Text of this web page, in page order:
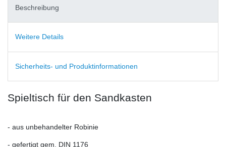
Beschreibung
Weitere Details
Sicherheits- und Produktinformationen
Spieltisch für den Sandkasten
- aus unbehandelter Robinie
- gefertigt gem. DIN 1176